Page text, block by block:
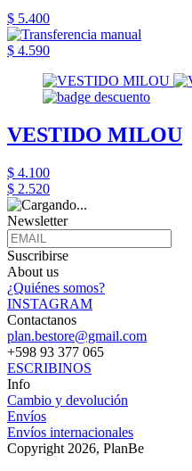
$ 5.400
$ 4.590
VESTIDO MILOU
$ 4.100
$ 2.520
Newsletter
Suscribirse
About us
¿Quiénes somos?
INSTAGRAM
Contactanos
plan.bestore@gmail.com
+598 93 377 065
ESCRIBINOS
Info
Cambio y devolución
Envíos
Envíos internacionales
Copyright 2026, PlanBe